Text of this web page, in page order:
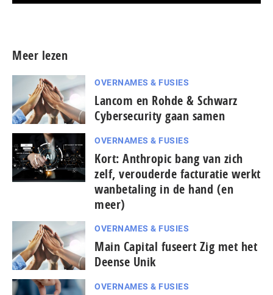
Meer lezen
OVERNAMES & FUSIES
Lancom en Rohde & Schwarz
Cybersecurity gaan samen
OVERNAMES & FUSIES
Kort: Anthropic bang van zich
zelf, verouderde facturatie werkt
wanbetaling in de hand (en
meer)
OVERNAMES & FUSIES
Main Capital fuseert Zig met het
Deense Unik
OVERNAMES & FUSIES